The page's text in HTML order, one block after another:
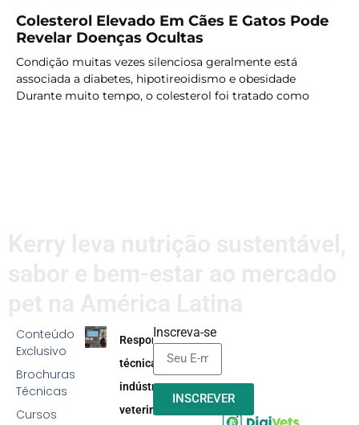
Colesterol Elevado Em Cães E Gatos Pode
Revelar Doenças Ocultas
Condição muitas vezes silenciosa geralmente está
associada a diabetes, hipotireoidismo e obesidade
Durante muito tempo, o colesterol foi tratado como
Conteúdo
Exclusivo
Brochuras
Técnicas
Cursos
Responsabilidade
técnica na
indústria
veterinária:
Inscreva-se
INSCREVER